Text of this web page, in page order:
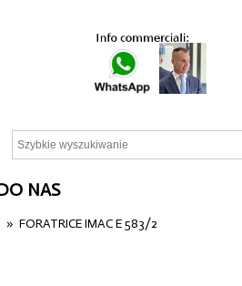
NAS
»FORATRICE IMAC E 583/2